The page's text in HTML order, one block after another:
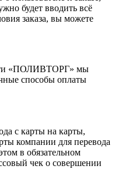
будет вводить всё
заказа, вы можете
«ПОЛИВТОРГ» мы
способы оплаты
с карты на карты,
компании для перевода
в обязательном
чек о совершении